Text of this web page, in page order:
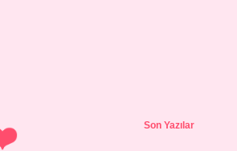
SidebarSon Yazılar